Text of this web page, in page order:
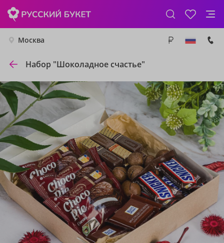
Москва
Набор "Шоколадное счастье"